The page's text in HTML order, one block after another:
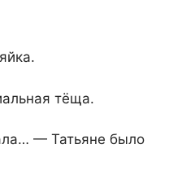
тёща.
— Татьяне было